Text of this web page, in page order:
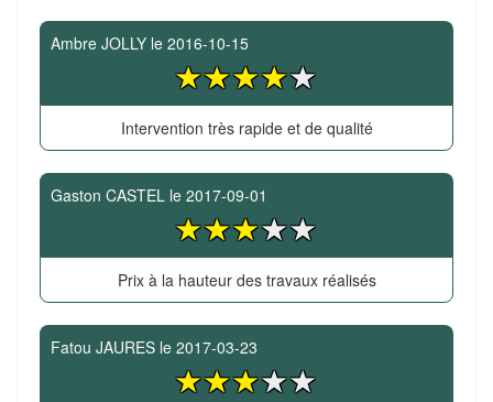
Ambre JOLLY le 2016-10-15
Intervention très rapide et de qualité
Gaston CASTEL le 2017-09-01
Prix à la hauteur des travaux réalisés
Fatou JAURES le 2017-03-23